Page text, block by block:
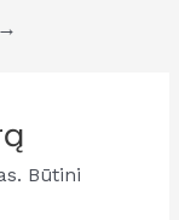
→
Būtini